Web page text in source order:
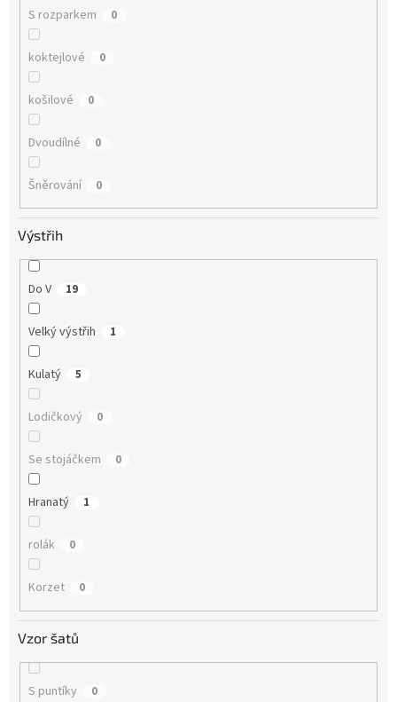
S rozparkem 0
koktejlové 0
košilové 0
Dvoudílné 0
Šněrování 0
Výstřih
Do V 19
Velký výstřih 1
Kulatý 5
Lodičkový 0
Se stojáčkem 0
Hranatý 1
rolák 0
Korzet 0
Vzor šatů
S puntíky 0